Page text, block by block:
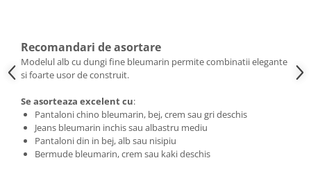
Recomandari de asortare
Modelul alb cu dungi fine bleumarin permite combinatii elegante
si foarte usor de construit.
Se asorteaza excelent cu:
Pantaloni chino bleumarin, bej, crem sau gri deschis
Jeans bleumarin inchis sau albastru mediu
Pantaloni din in bej, alb sau nisipiu
Bermude bleumarin, crem sau kaki deschis